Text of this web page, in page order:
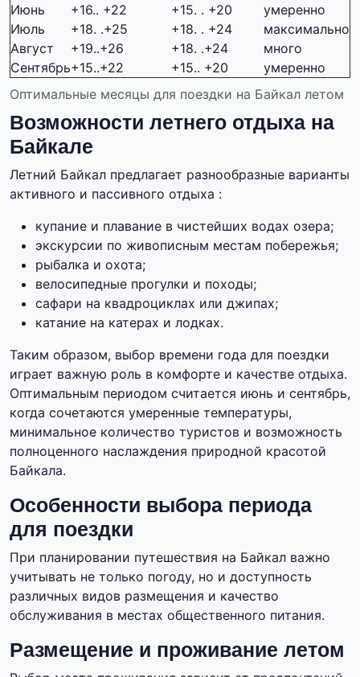
Оптимальные месяцы для поездки на Байкал летом
Июнь
+16.. +22 +15. . +20
умеренно
Июль
+18. .+25 +18. . +24
максимально
Август
+19..+26 +18. .+24
много
Сентябрь+15..+22 +15.. +20 умеренно
Возможности летнего отдыха на
Байкале
Летний Байкал предлагает разнообразные варианты
активного и пассивного отдыха :
купание и плавание в чистейших водах озера;
экскурсии по живописным местам побережья;
рыбалка и охота;
велосипедные прогулки и походы;
сафари на квадроциклах или джипах;
катание на катерах и лодках.
Таким образом, выбор времени года для поездки
играет важную роль в комфорте и качестве отдыха.
Оптимальным периодом считается июнь и сентябрь,
когда сочетаются умеренные температуры,
минимальное количество туристов и возможность
полноценного наслаждения природной красотой
Байкала.
Особенности выбора периода
для поездки
При планировании путешествия на Байкал важно
учитывать не только погоду, но и доступность
различных видов размещения и качество
обслуживания в местах общественного питания.
Размещение и проживание летом